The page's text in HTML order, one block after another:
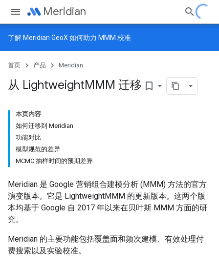
Meridian
了解 Meridian GeoX 如何助力 MMM 校准
首页 产品 Meridian
从 LightweightMMM 迁移 bookmark_border
本页内容
如何迁移到 Meridian
功能对比
模型规范的差异
MCMC 抽样时间的预期差异
Meridian 是 Google 营销组合建模分析 (MMM) 方法的官方
演变版本。它是 LightweightMMM 的更新版本。这两个版
本均基于 Google 自 2017 年以来在贝叶斯 MMM 方面的研
究。
Meridian 的主要功能包括覆盖面和频次建模、有效处理付
费搜索以及实验校准。